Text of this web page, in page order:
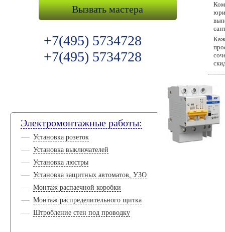
Вызвать мастера
+7(495) 5734728
+7(495) 5734728
Электромонтажные работы:
Установка розеток
Установка выключателей
Установка люстры
Установка защитных автоматов, УЗО
Монтаж распаечной коробки
Монтаж распределительного щитка
Штробление стен под проводку